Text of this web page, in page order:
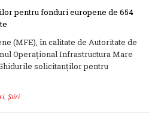
(MFE), în calitate de Autoritate de
Operațional Infrastructura Mare
solicitanților pentru
, Știri